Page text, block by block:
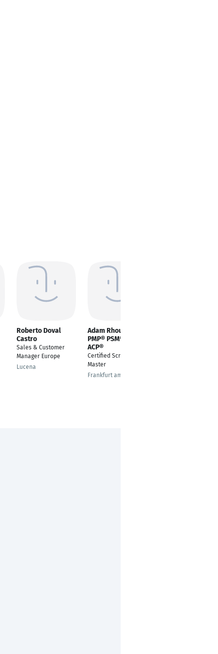
Roberto Doval
Castro
Sales & Customer
Manager Europe
Lucena
Adam Rhoulam
PMP® PSM® PMI-
ACP®
Certified Scrum
Master
Frankfurt am Main